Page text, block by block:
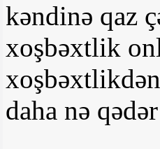
kəndinə qaz
xoşbəxtlik
daha nə